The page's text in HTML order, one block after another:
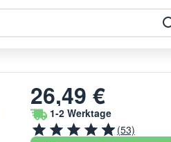
26,49 €
1-2 Werktage
(53)